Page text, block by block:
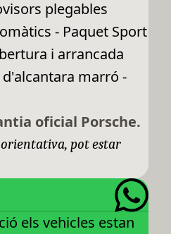
plegables
- Paquet Sport
i arrancada
d'alcantara marró -
oficial Porsche.
orientativa, pot estar
els vehicles estan